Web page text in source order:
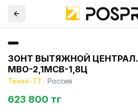
ЗОНТ ВЫТЯЖНОЙ ЦЕНТРАЛ.
МВО-2,1МСВ-1,8Ц
Техно-ТТ · Россия
623 800 тг